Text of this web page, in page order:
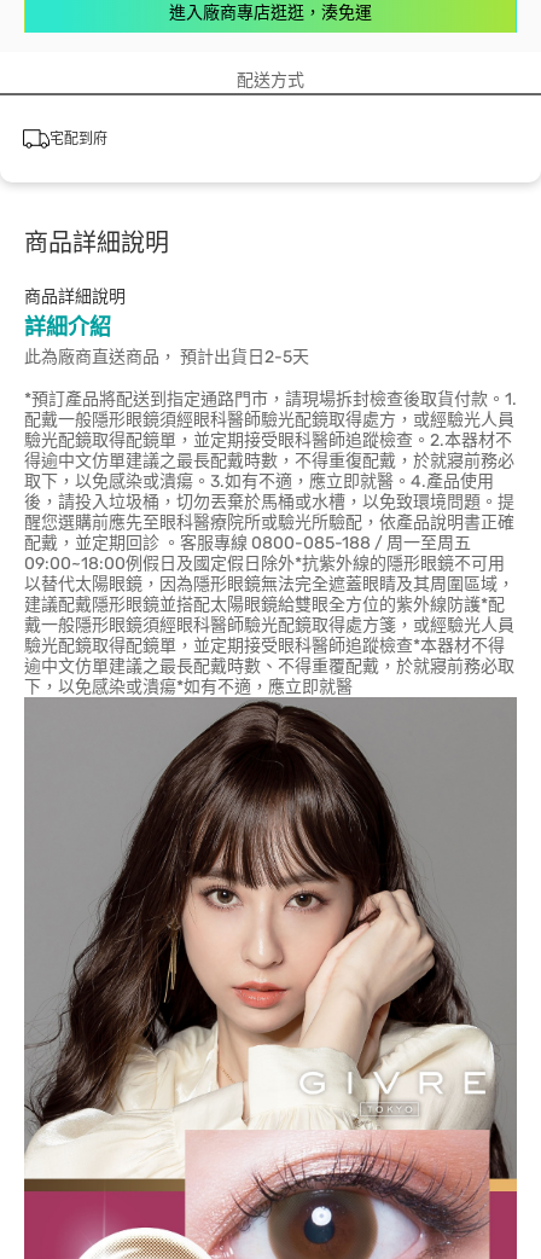
進入廠商專店逛逛，湊免運
配送方式
宅配到府
商品詳細說明
商品詳細說明
詳細介紹
此為廠商直送商品， 預計出貨日2-5天
*預訂產品將配送到指定通路門市，請現場拆封檢查後取貨付款。1.
配戴一般隱形眼鏡須經眼科醫師驗光配鏡取得處方，或經驗光人員
驗光配鏡取得配鏡單，並定期接受眼科醫師追蹤檢查。2.本器材不
得逾中文仿單建議之最長配戴時數，不得重復配戴，於就寢前務必
取下，以免感染或潰瘍。3.如有不適，應立即就醫。4.產品使用
後，請投入垃圾桶，切勿丟棄於馬桶或水槽，以免致環境問題。提
醒您選購前應先至眼科醫療院所或驗光所驗配，依產品說明書正確
配戴，並定期回診 。客服專線 0800-085-188 / 周一至周五
09:00~18:00例假日及國定假日除外*抗紫外線的隱形眼鏡不可用
以替代太陽眼鏡，因為隱形眼鏡無法完全遮蓋眼睛及其周圍區域，
建議配戴隱形眼鏡並搭配太陽眼鏡給雙眼全方位的紫外線防護*配
戴一般隱形眼鏡須經眼科醫師驗光配鏡取得處方箋，或經驗光人員
驗光配鏡取得配鏡單，並定期接受眼科醫師追蹤檢查*本器材不得
逾中文仿單建議之最長配戴時數、不得重覆配戴，於就寢前務必取
下，以免感染或潰瘍*如有不適，應立即就醫